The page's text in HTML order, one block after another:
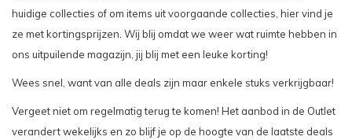
huidige collecties of om items uit voorgaande collecties, hier vind je
ze met kortingsprijzen. Wij blij omdat we weer wat ruimte hebben in
ons uitpuilende magazijn, jij blij met een leuke korting!
Wees snel, want van alle deals zijn maar enkele stuks verkrijgbaar!
Vergeet niet om regelmatig terug te komen! Het aanbod in de Outlet
verandert wekelijks en zo blijf je op de hoogte van de laatste deals